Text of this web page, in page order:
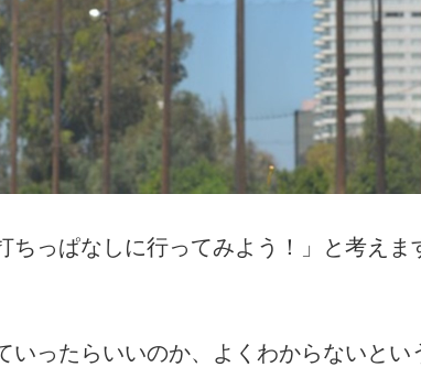
ちっぱなしに行ってみよう！」と考えま
いったらいいのか、よくわからないとい